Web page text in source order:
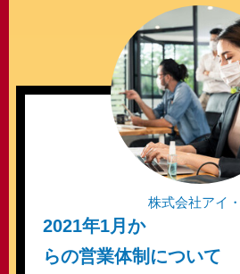
株式会社アイ
2021年1月か
らの営業体制について